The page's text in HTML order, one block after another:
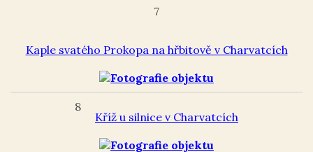
7
Kaple svatého Prokopa na hřbitově v Charvatcích
8
Kříž u silnice v Charvatcích